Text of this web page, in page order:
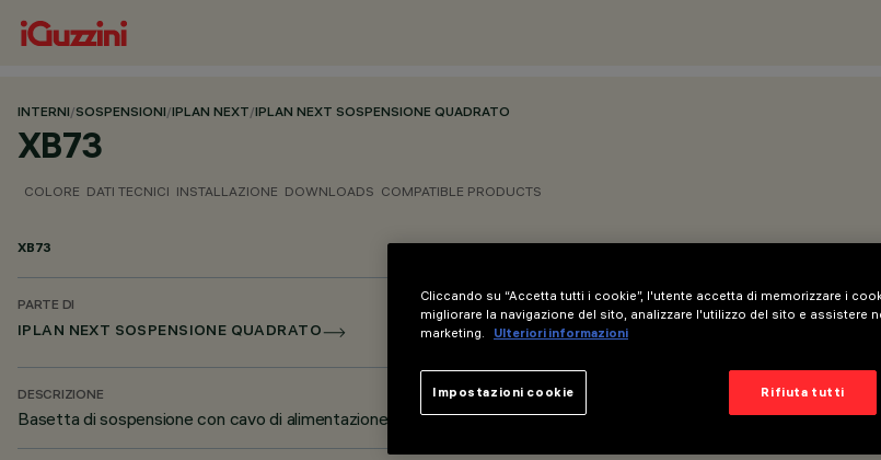
INTERNI/SOSPENSIONI/IPLAN NEXT/IPLAN NEXT SOSPENSIONE QUADRATO
XB73
COLORE DATI TECNICI INSTALLAZIONE DOWNLOADS COMPATIBLE PRODUCTS
XB73
PARTE DI
IPLAN NEXT SOSPENSIONE QUADRATO
DESCRIZIONE
Basetta di sospensione con cavo di alimentazione per corpo illuminante DALI-2
Cliccando su “Accetta tutti i cookie”, l'utente accetta di memorizzare i
migliorare la navigazione del sito, analizzare l'utilizzo del sito e assistere
marketing.
Ulteriori informazioni
Rifiuta tutti
Impostazioni cookie